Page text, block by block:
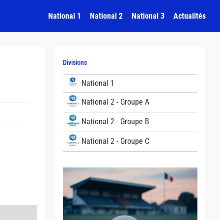
National 1 National 2 National 3 Actualités
Divisions
National 1
National 2 - Groupe A
National 2 - Groupe B
National 2 - Groupe C